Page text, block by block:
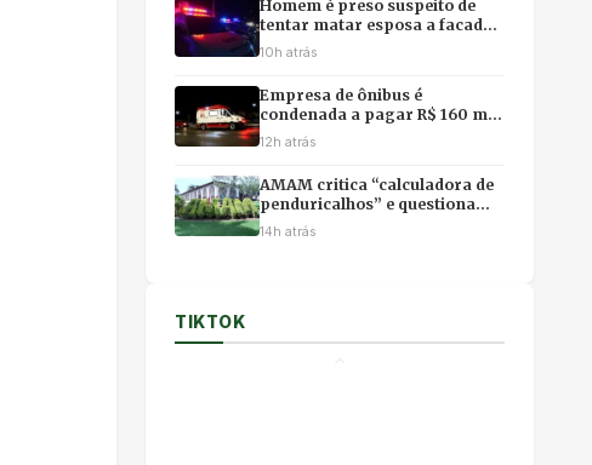
Homem é preso suspeito de
tentar matar esposa a facadas
em Alto Boa Vista
10h atrás
Empresa de ônibus é
condenada a pagar R$ 160 mil
a mulher que teve mão
12h atrás
AMAM critica “calculadora de
penduricalhos” e questiona
metodologia sobre salários da
14h atrás
TIKTOK